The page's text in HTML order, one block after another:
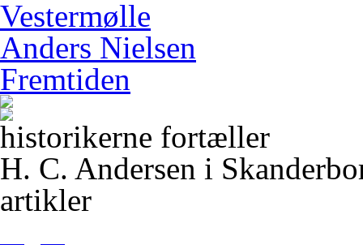
Vestermølle
Anders Nielsen
Fremtiden
historikerne fortæller
H. C. Andersen i
artikler